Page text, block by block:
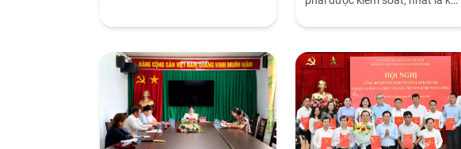
thực hiện thủ tục hành chính
trên môi trường điện tử, được
sửa đổi, bổ sung bởi Nghị định
số 68/2024/NĐ-CP, Nghị định
số 69/2024/NĐ-CP và Nghị
định số 118/2025/NĐ-CP.
cao điểm mua sắm cuối năm và
giám sát của HĐND thành phố
Hồ Chí Minh yêu cầu siết chặt
kiểm soát thực phẩm đưa vào
chợ, tăng cường truy xuất
nguồn gốc và nâng cao năng
lực quản lý.